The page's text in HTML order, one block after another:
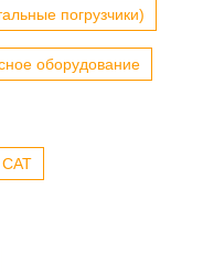
погрузчики)
оборудование